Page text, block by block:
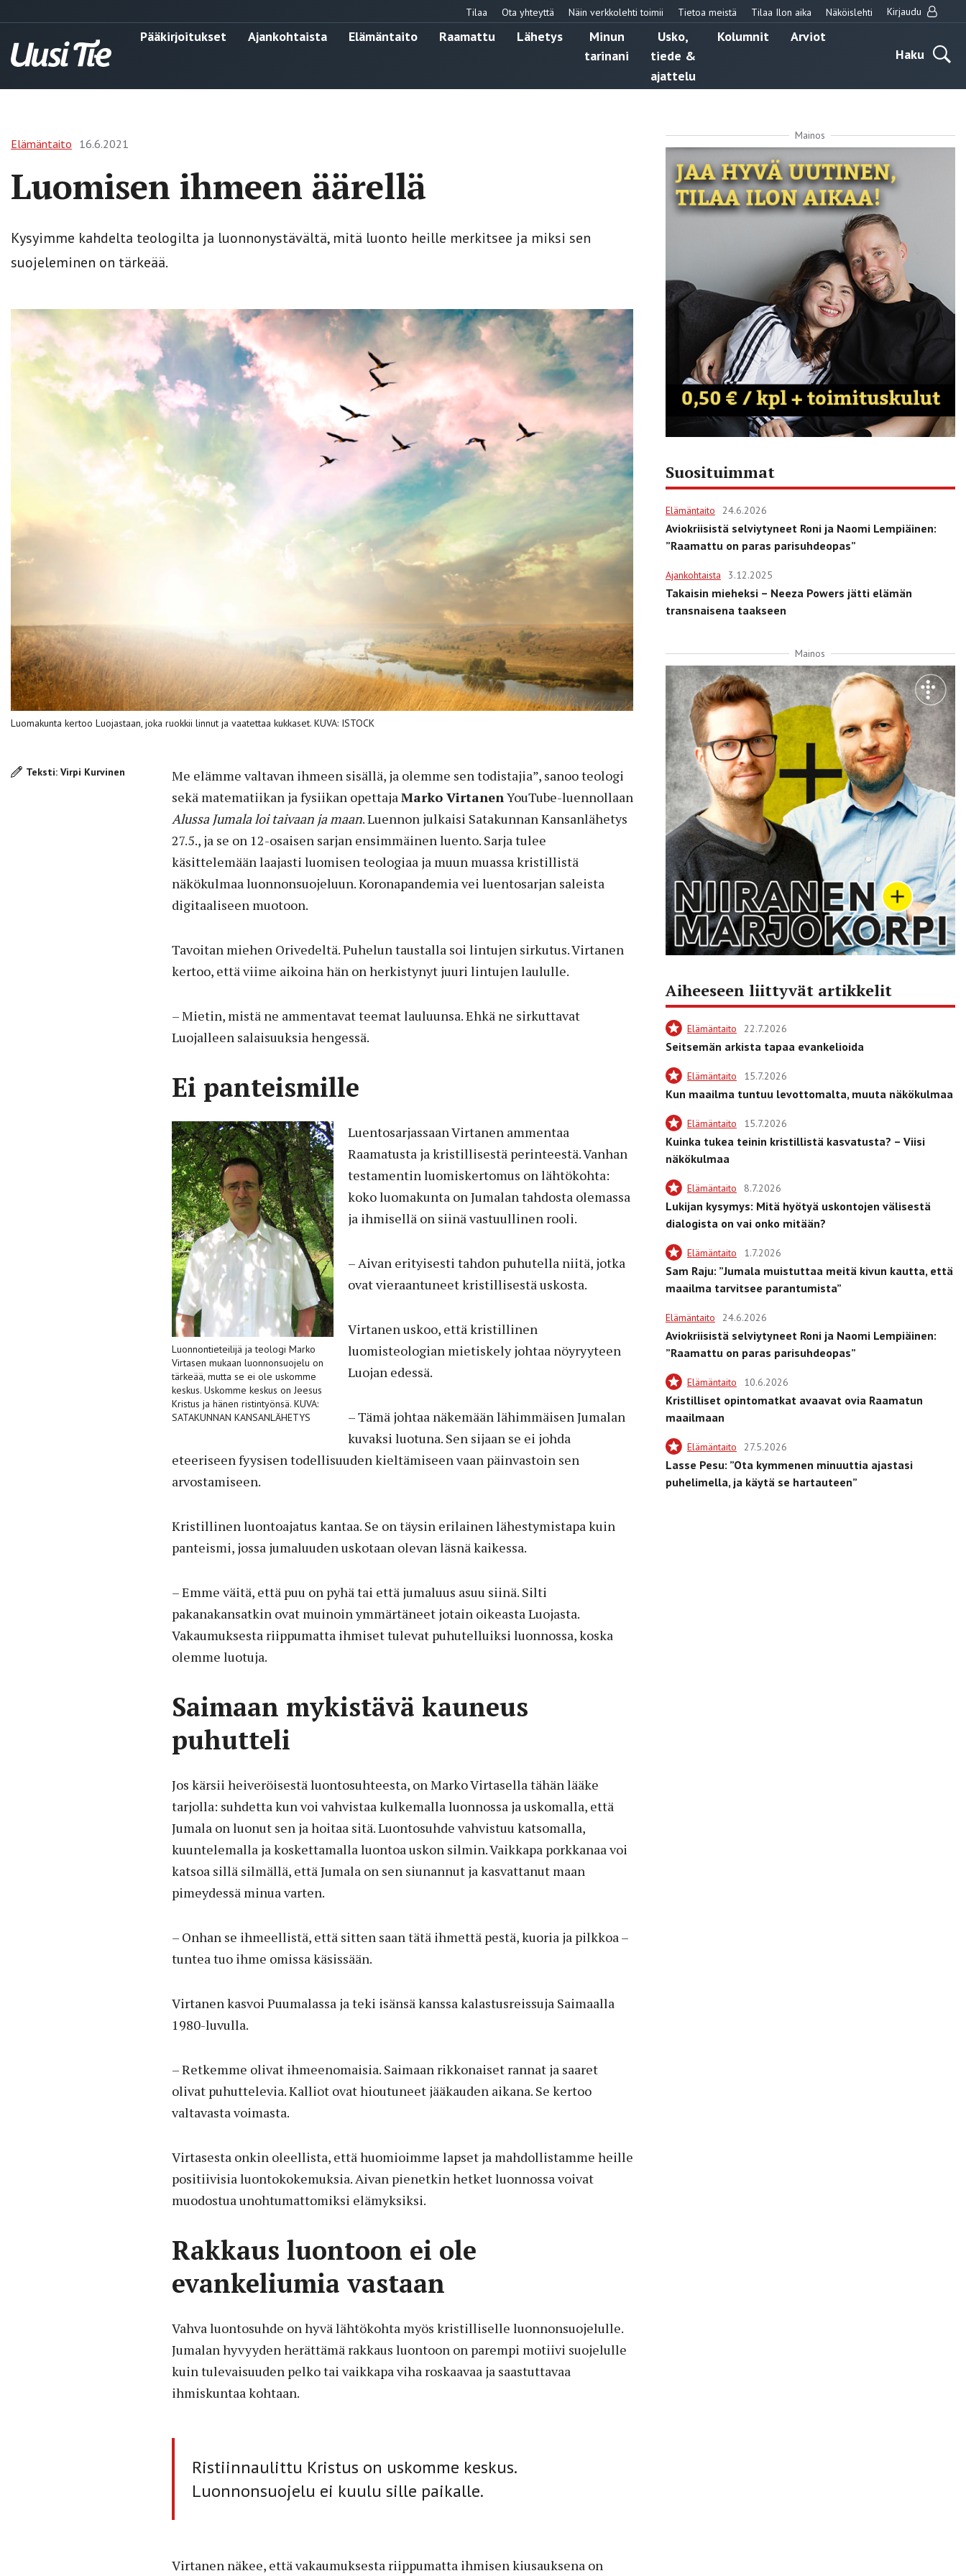
Tilaa Ota yhteyttä Näin verkkolehti toimii Tietoa meistä Tilaa Ilon aika Näköislehti Kirjaudu
Pääkirjoitukset Ajankohtaista Elämäntaito Raamattu Lähetys
Minun
tarinani
Usko,
tiede &
ajattelu
Kolumnit
Arviot
Haku
Elämäntaito 16.6.2021
Luomisen ihmeen äärellä
Kysyimme kahdelta teologilta ja luonnonystävältä, mitä luonto heille merkitsee ja miksi sen
suojeleminen on tärkeää.
Luomakunta kertoo Luojastaan, joka ruokkii linnut ja vaatettaa kukkaset. KUVA: ISTOCK
Teksti: Virpi Kurvinen
Me elämme valtavan ihmeen sisällä, ja olemme sen todistajia”, sanoo teologi
sekä matematiikan ja fysiikan opettaja Marko Virtanen YouTube-luennollaan
Alussa Jumala loi taivaan ja maan. Luennon julkaisi Satakunnan Kansanlähetys
27.5., ja se on 12-osaisen sarjan ensimmäinen luento. Sarja tulee
käsittelemään laajasti luomisen teologiaa ja muun muassa kristillistä
näkökulmaa luonnonsuojeluun. Koronapandemia vei luentosarjan saleista
digitaaliseen muotoon.
Tavoitan miehen Orivedeltä. Puhelun taustalla soi lintujen sirkutus. Virtanen
kertoo, että viime aikoina hän on herkistynyt juuri lintujen laululle.
– Mietin, mistä ne ammentavat teemat lauluunsa. Ehkä ne sirkuttavat
Luojalleen salaisuuksia hengessä.
Ei panteismille
Luonnontieteilijä ja teologi Marko
Virtasen mukaan luonnonsuojelu on
tärkeää, mutta se ei ole uskomme
keskus. Uskomme keskus on Jeesus
Kristus ja hänen ristintyönsä. KUVA:
SATAKUNNAN KANSANLÄHETYS
Luentosarjassaan Virtanen ammentaa
Raamatusta ja kristillisestä perinteestä. Vanhan
testamentin luomiskertomus on lähtökohta:
koko luomakunta on Jumalan tahdosta olemassa
ja ihmisellä on siinä vastuullinen rooli.
– Aivan erityisesti tahdon puhutella niitä, jotka
ovat vieraantuneet kristillisestä uskosta.
Virtanen uskoo, että kristillinen
luomisteologian mietiskely johtaa nöyryyteen
Luojan edessä.
– Tämä johtaa näkemään lähimmäisen Jumalan
kuvaksi luotuna. Sen sijaan se ei johda
eteeriseen fyysisen todellisuuden kieltämiseen vaan päinvastoin sen
arvostamiseen.
Kristillinen luontoajatus kantaa. Se on täysin erilainen lähestymistapa kuin
panteismi, jossa jumaluuden uskotaan olevan läsnä kaikessa.
– Emme väitä, että puu on pyhä tai että jumaluus asuu siinä. Silti
pakanakansatkin ovat muinoin ymmärtäneet jotain oikeasta Luojasta.
Vakaumuksesta riippumatta ihmiset tulevat puhutelluiksi luonnossa, koska
olemme luotuja.
Saimaan mykistävä kauneus
puhutteli
Jos kärsii heiveröisestä luontosuhteesta, on Marko Virtasella tähän lääke
tarjolla: suhdetta kun voi vahvistaa kulkemalla luonnossa ja uskomalla, että
Jumala on luonut sen ja hoitaa sitä. Luontosuhde vahvistuu katsomalla,
kuuntelemalla ja koskettamalla luontoa uskon silmin. Vaikkapa porkkanaa voi
katsoa sillä silmällä, että Jumala on sen siunannut ja kasvattanut maan
pimeydessä minua varten.
– Onhan se ihmeellistä, että sitten saan tätä ihmettä pestä, kuoria ja pilkkoa –
tuntea tuo ihme omissa käsissään.
Virtanen kasvoi Puumalassa ja teki isänsä kanssa kalastusreissuja Saimaalla
1980-luvulla.
– Retkemme olivat ihmeenomaisia. Saimaan rikkonaiset rannat ja saaret
olivat puhuttelevia. Kalliot ovat hioutuneet jääkauden aikana. Se kertoo
valtavasta voimasta.
Virtasesta onkin oleellista, että huomioimme lapset ja mahdollistamme heille
positiivisia luontokokemuksia. Aivan pienetkin hetket luonnossa voivat
muodostua unohtumattomiksi elämyksiksi.
Rakkaus luontoon ei ole
evankeliumia vastaan
Vahva luontosuhde on hyvä lähtökohta myös kristilliselle luonnonsuojelulle.
Jumalan hyvyyden herättämä rakkaus luontoon on parempi motiivi suojelulle
kuin tulevaisuuden pelko tai vaikkapa viha roskaavaa ja saastuttavaa
ihmiskuntaa kohtaan.
Ristiinnaulittu Kristus on uskomme keskus.
Luonnonsuojelu ei kuulu sille paikalle.
Virtanen näkee, että vakaumuksesta riippumatta ihmisen kiusauksena on
Mainos
Suosituimmat
Elämäntaito 24.6.2026
Aviokriisistä selviytyneet Roni ja Naomi Lempiäinen:
”Raamattu on paras parisuhdeopas”
Ajankohtaista 3.12.2025
Takaisin mieheksi – Neeza Powers jätti elämän
transnaisena taakseen
Mainos
Aiheeseen liittyvät artikkelit
Elämäntaito 22.7.2026
Seitsemän arkista tapaa evankelioida
Elämäntaito 15.7.2026
Kun maailma tuntuu levottomalta, muuta näkökulmaa
Elämäntaito 15.7.2026
Kuinka tukea teinin kristillistä kasvatusta? – Viisi
näkökulmaa
Elämäntaito 8.7.2026
Lukijan kysymys: Mitä hyötyä uskontojen välisestä
dialogista on vai onko mitään?
Elämäntaito 1.7.2026
Sam Raju: ”Jumala muistuttaa meitä kivun kautta, että
maailma tarvitsee parantumista”
Elämäntaito 24.6.2026
Aviokriisistä selviytyneet Roni ja Naomi Lempiäinen:
”Raamattu on paras parisuhdeopas”
Elämäntaito 10.6.2026
Kristilliset opintomatkat avaavat ovia Raamatun
maailmaan
Elämäntaito 27.5.2026
Lasse Pesu: ”Ota kymmenen minuuttia ajastasi
puhelimella, ja käytä se hartauteen”